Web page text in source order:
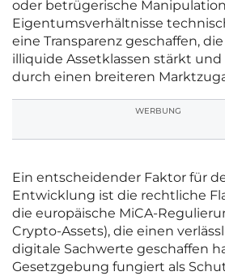
oder betrügerische
Eigentumsverhältnisse
eine Transparenz geschaffen,
illiquide Assetklassen stärkt
durch einen breiteren
WERBUNG
Ein entscheidender Faktor für
Entwicklung ist die rechtliche
die europäische MiCA-
Crypto-Assets), die einen
digitale Sachwerte geschaffen
Gesetzgebung fungiert als